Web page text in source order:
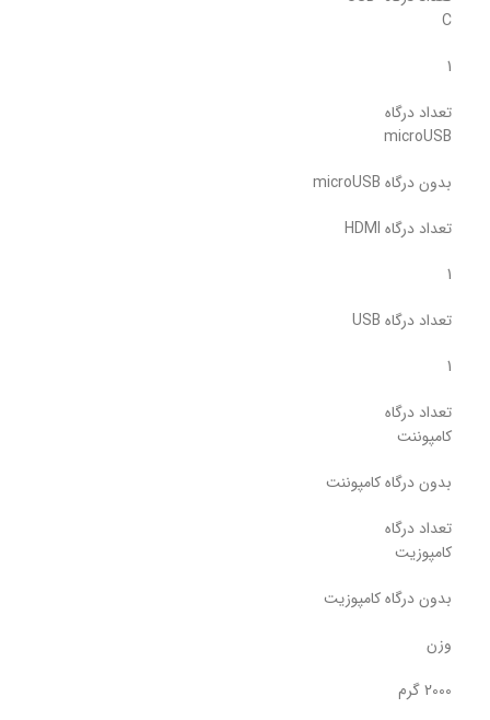
C
1
تعداد درگاه
microUSB
بدون درگاه microUSB
تعداد درگاه HDMI
1
تعداد درگاه USB
1
تعداد درگاه
کامپوننت
بدون درگاه کامپوننت
تعداد درگاه
کامپوزیت
بدون درگاه کامپوزیت
وزن
2000 گرم